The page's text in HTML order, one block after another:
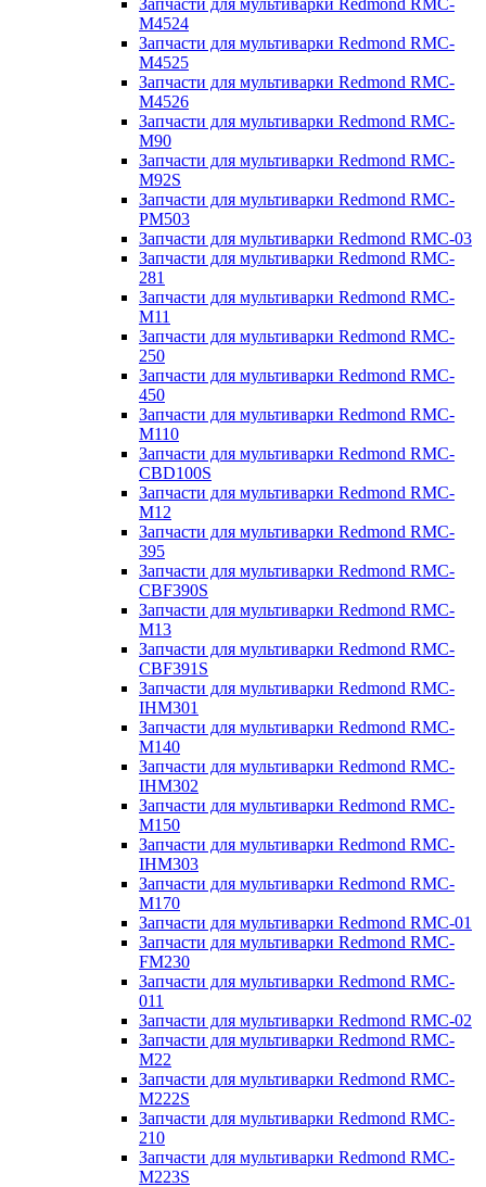
Запчасти для мультиварки Redmond RMC-
M4524
Запчасти для мультиварки Redmond RMC-
M4525
Запчасти для мультиварки Redmond RMC-
M4526
Запчасти для мультиварки Redmond RMC-
M90
Запчасти для мультиварки Redmond RMC-
M92S
Запчасти для мультиварки Redmond RMC-
PM503
Запчасти для мультиварки Redmond RMC-03
Запчасти для мультиварки Redmond RMC-
281
Запчасти для мультиварки Redmond RMC-
M11
Запчасти для мультиварки Redmond RMC-
250
Запчасти для мультиварки Redmond RMC-
450
Запчасти для мультиварки Redmond RMC-
M110
Запчасти для мультиварки Redmond RMC-
CBD100S
Запчасти для мультиварки Redmond RMC-
M12
Запчасти для мультиварки Redmond RMC-
395
Запчасти для мультиварки Redmond RMC-
CBF390S
Запчасти для мультиварки Redmond RMC-
M13
Запчасти для мультиварки Redmond RMC-
CBF391S
Запчасти для мультиварки Redmond RMC-
IHM301
Запчасти для мультиварки Redmond RMC-
M140
Запчасти для мультиварки Redmond RMC-
IHM302
Запчасти для мультиварки Redmond RMC-
M150
Запчасти для мультиварки Redmond RMC-
IHM303
Запчасти для мультиварки Redmond RMC-
M170
Запчасти для мультиварки Redmond RMC-01
Запчасти для мультиварки Redmond RMC-
FM230
Запчасти для мультиварки Redmond RMC-
011
Запчасти для мультиварки Redmond RMC-02
Запчасти для мультиварки Redmond RMC-
M22
Запчасти для мультиварки Redmond RMC-
M222S
Запчасти для мультиварки Redmond RMC-
210
Запчасти для мультиварки Redmond RMC-
M223S